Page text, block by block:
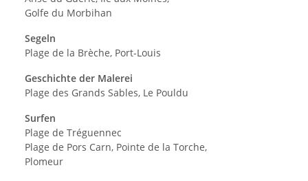
Golfe du Morbihan
Segeln
Plage de la Brèche, Port-Louis
Geschichte der Malerei
Plage des Grands Sables, Le Pouldu
Surfen
Plage de Tréguennec
Plage de Pors Carn, Pointe de la Torche,
Plomeur